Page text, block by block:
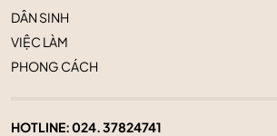
DÂN SINH
VIỆC LÀM
PHONG CÁCH
HOTLINE:024. 37824741